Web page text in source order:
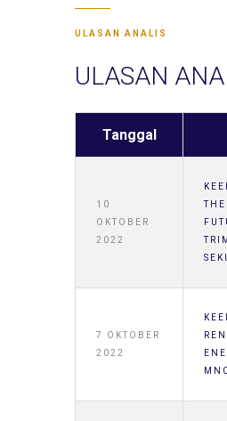
ULASAN ANALIS
ULASAN
Tanggal
10
OKTOBER
2022
THE
7 OKTOBER
2022